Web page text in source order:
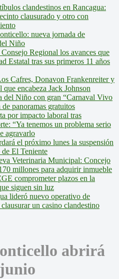
clandestinos en Rancagua:
clausurado y otro con
nueva jornada de
Niño
Regional los avances que
Estatal tras sus primeros 11 años
Cafres, Donavon Frankenreiter y
que encabeza Jack Johnson
del Niño con gran “Carnaval Vivo
panoramas gratuitos
por impacto laboral tras
“Ya tenemos un problema serio
agravarlo
el próximo lunes la suspensión
El Teniente
Veterinaria Municipal: Concejo
millones para adquirir inmueble
comprometer plazos en la
siguen sin luz
lideró nuevo operativo de
un casino clandestino
abrirá